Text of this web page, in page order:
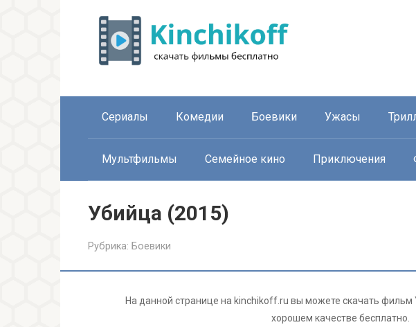
Сериалы Комедии Боевики Ужасы
Мультфильмы Семейное кино Приключения
Убийца (2015)
Рубрика: Боевики
На данной странице на kinchikoff.ru вы можете скачать фильм
хорошем качестве бесплатно.